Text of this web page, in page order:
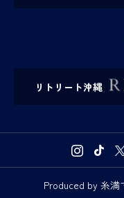
リトリート沖縄
Produced by 糸